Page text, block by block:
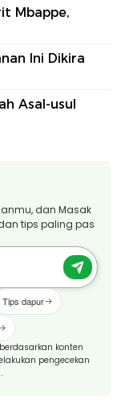
Mbappe,
Ini Dikira
Asal-usul
dan Masak
tips paling pas
Tips dapur
konten
pengecekan